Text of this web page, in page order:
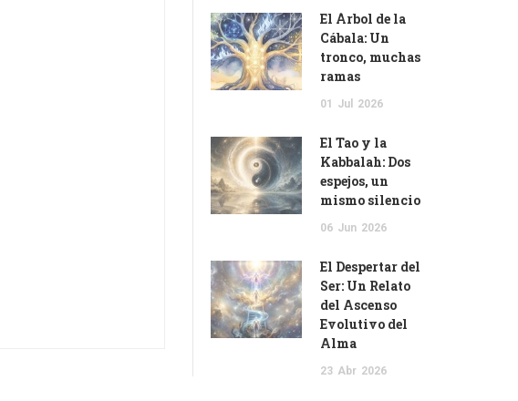
El Árbol de la
Cábala: Un
tronco, muchas
ramas
01 Jul 2026
El Tao y la
Kabbalah: Dos
espejos, un
mismo silencio
06 Jun 2026
El Despertar del
Ser: Un Relato
del Ascenso
Evolutivo del
Alma
23 Abr 2026